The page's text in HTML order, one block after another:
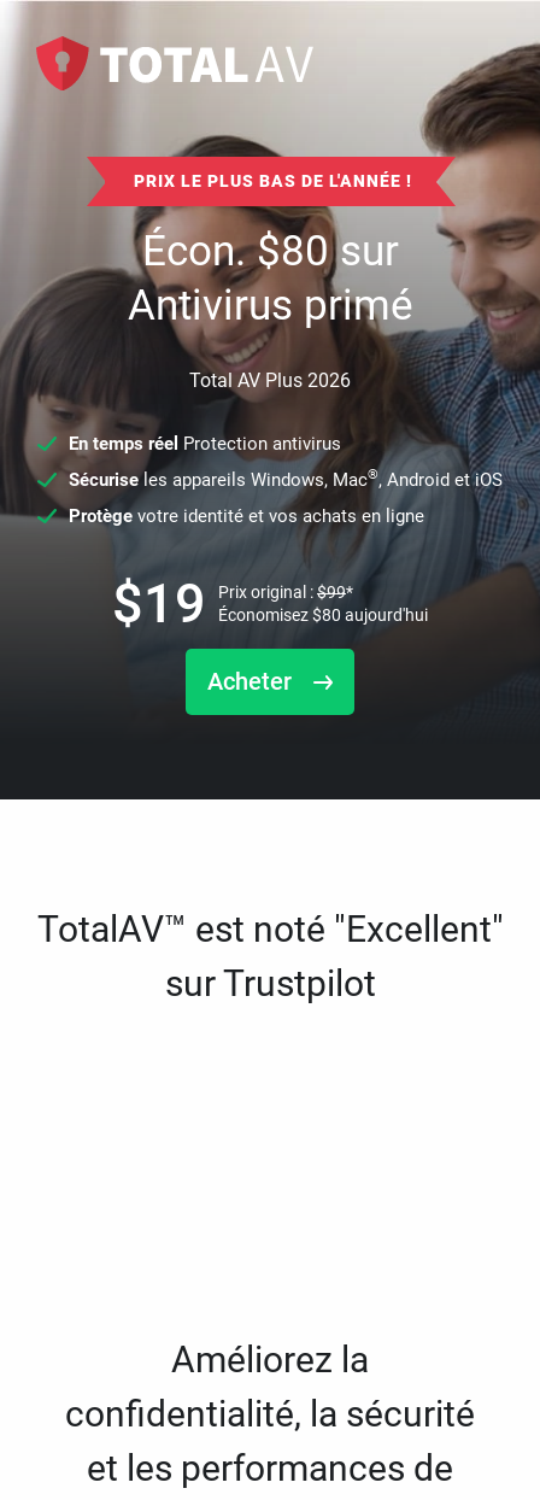
PRIX LE PLUS BAS DE L'ANNÉE !
Écon.$80sur
Antivirus primé
Total AV Plus 2026
En temps réel Protection antivirus
Sécuriseles appareils Windows, Mac®, Android et iOS
Protège votre identité et vos achats en ligne
Acheter
$19 Prix original :$99*
Économisez$80 aujourd'hui
TotalAV™ est noté "Excellent"
sur Trustpilot
Améliorez la
confidentialité, la sécurité
et les performances de